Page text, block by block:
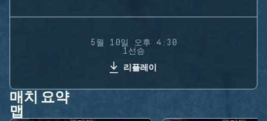
5월 10일 오후 4:30
1선승
리플레이
매치 요약
맵